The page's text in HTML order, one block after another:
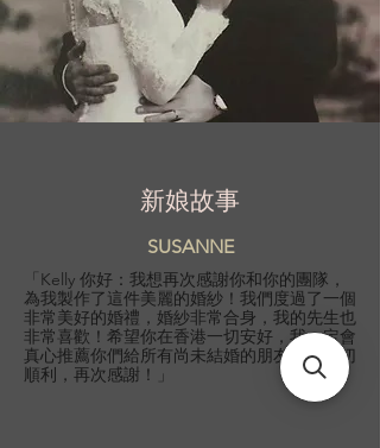
新娘故事
SUSANNE
「Kelly 你好：我想再次感謝你和你的團隊，
為我製作了這件美麗的婚紗！我們度過了一個
非常美好的婚禮，婚紗非常合身，我的先生也
非常喜歡！希望你在香港一切安好，我一定會
真心推薦你們給所有尚未結婚的朋友！祝一切
順利，再次感謝！」